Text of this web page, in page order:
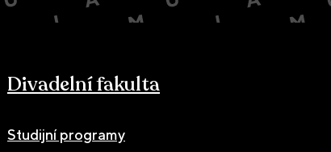
Divadelní fakulta
Studijní programy